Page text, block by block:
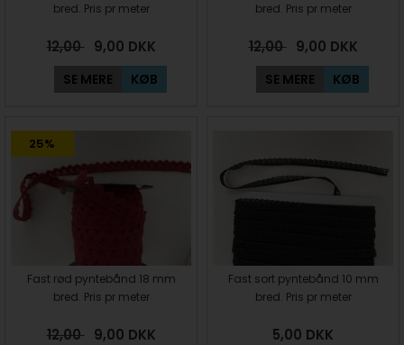
bred. Pris pr meter
12,00 9,00 DKK
SE MERE KØB
bred. Pris pr meter
12,00 9,00 DKK
SE MERE KØB
25%
Fast rød pyntebånd 18 mm
bred. Pris pr meter
12,00 9,00 DKK
Fast sort pyntebånd 10 mm
bred. Pris pr meter
5,00 DKK